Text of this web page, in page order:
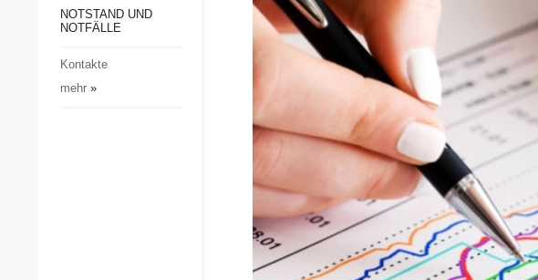
Gesellschaft und Kultur
NOTSTAND UND
NOTFÄLLE
Kontakte
mehr»